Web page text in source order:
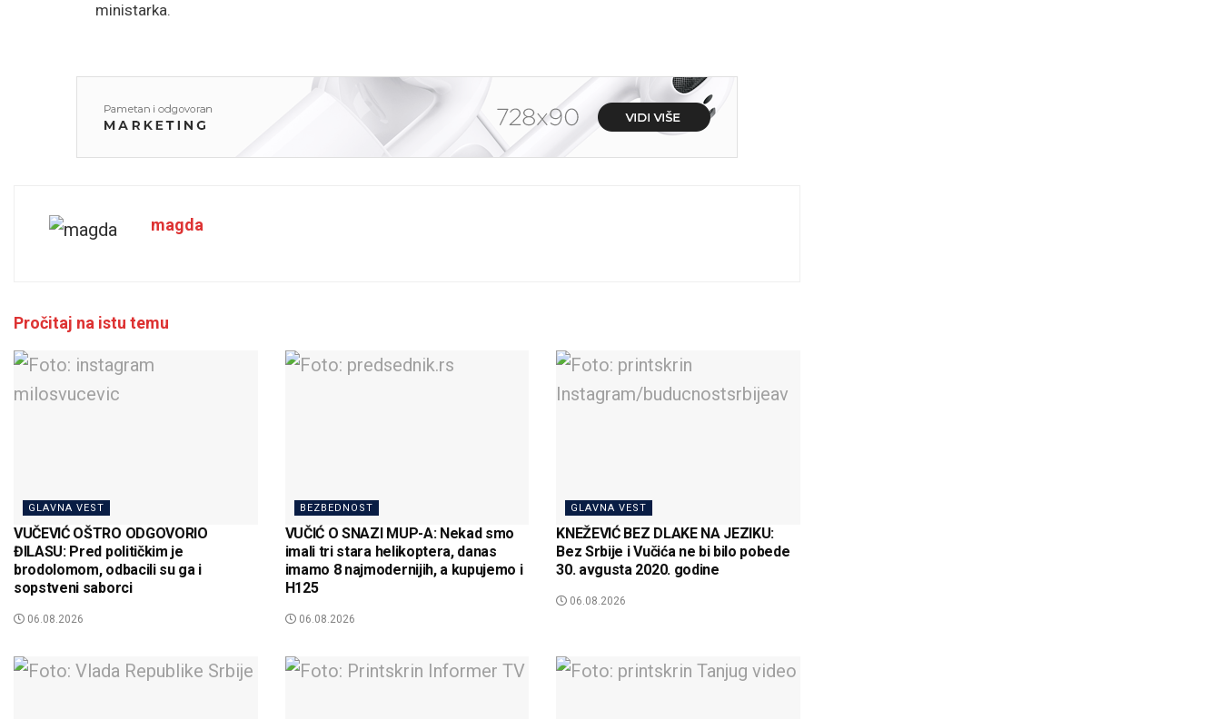
ministarka.
magda
Pročitaj na istu temu
GLAVNA VEST
VUČEVIĆ OŠTRO ODGOVORIO
ĐILASU: Pred političkim je
brodolomom, odbacili su ga i
sopstveni saborci
06.08.2026
BEZBEDNOST
VUČIĆ O SNAZI MUP-A: Nekad smo
imali tri stara helikoptera, danas
imamo 8 najmodernijih, a kupujemo i
H125
06.08.2026
GLAVNA VEST
KNEŽEVIĆ BEZ DLAKE NA JEZIKU:
Bez Srbije i Vučića ne bi bilo pobede
30. avgusta 2020. godine
06.08.2026